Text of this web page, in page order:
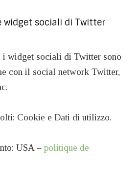
widget sociali di Twitter
i widget sociali di Twitter sono
con il social network Twitter,
Cookie e Dati di utilizzo.
USA – politique de